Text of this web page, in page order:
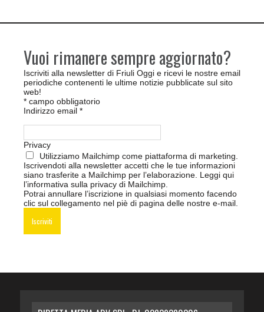
Vuoi rimanere sempre aggiornato?
Iscriviti alla newsletter di Friuli Oggi e ricevi le nostre email
periodiche contenenti le ultime notizie pubblicate sul sito
web!
* campo obbligatorio
Indirizzo email *
Privacy
Utilizziamo Mailchimp come piattaforma di marketing.
Iscrivendoti alla newsletter accetti che le tue informazioni
siano trasferite a Mailchimp per l’elaborazione. Leggi qui
l’informativa sulla privacy di Mailchimp
Potrai annullare l’iscrizione in qualsiasi momento facendo
clic sul collegamento nel piè di pagina delle nostre e-mail.